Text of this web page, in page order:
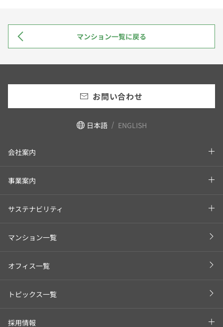
マンション一覧に戻る
お問い合わせ
日本語 ENGLISH
会社案内
事業案内
サステナビリティ
マンション一覧
オフィス一覧
トピックス一覧
採用情報